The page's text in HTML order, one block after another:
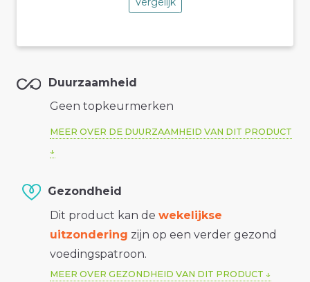
Duurzaamheid
Geen topkeurmerken
MEER OVER DE DUURZAAMHEID VAN DIT PRODUCT
Gezondheid
Dit product kan de wekelijkse
uitzondering zijn op een verder gezond
voedingspatroon.
MEER OVER GEZONDHEID VAN DIT PRODUCT